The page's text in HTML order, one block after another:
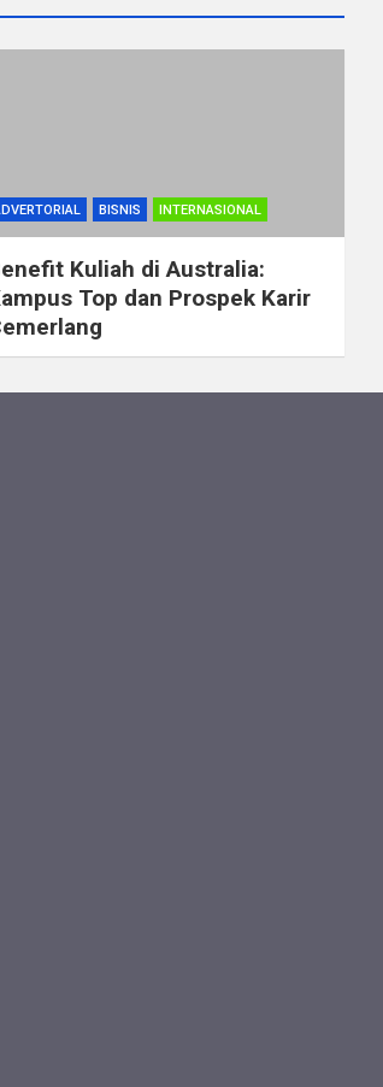
BISNIS INTERNASIONAL
Kuliah di Australia:
Top dan Prospek Karir